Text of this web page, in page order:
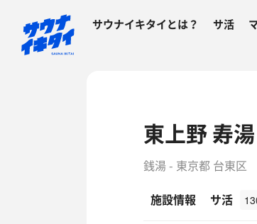
サウナイキタイとは？ サ活
東上野 寿湯
銭湯 - 東京都 台東区
施設情報
サ活